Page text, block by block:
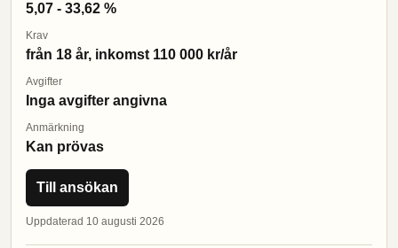
5,07 - 33,62 %
Krav
från 18 år, inkomst 110 000 kr/år
Avgifter
Inga avgifter angivna
Anmärkning
Kan prövas
Till ansökan
Uppdaterad 10 augusti 2026